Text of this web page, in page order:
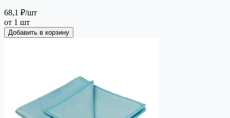
68,1 ₽/шт
от 1 шт
Добавить в корзину